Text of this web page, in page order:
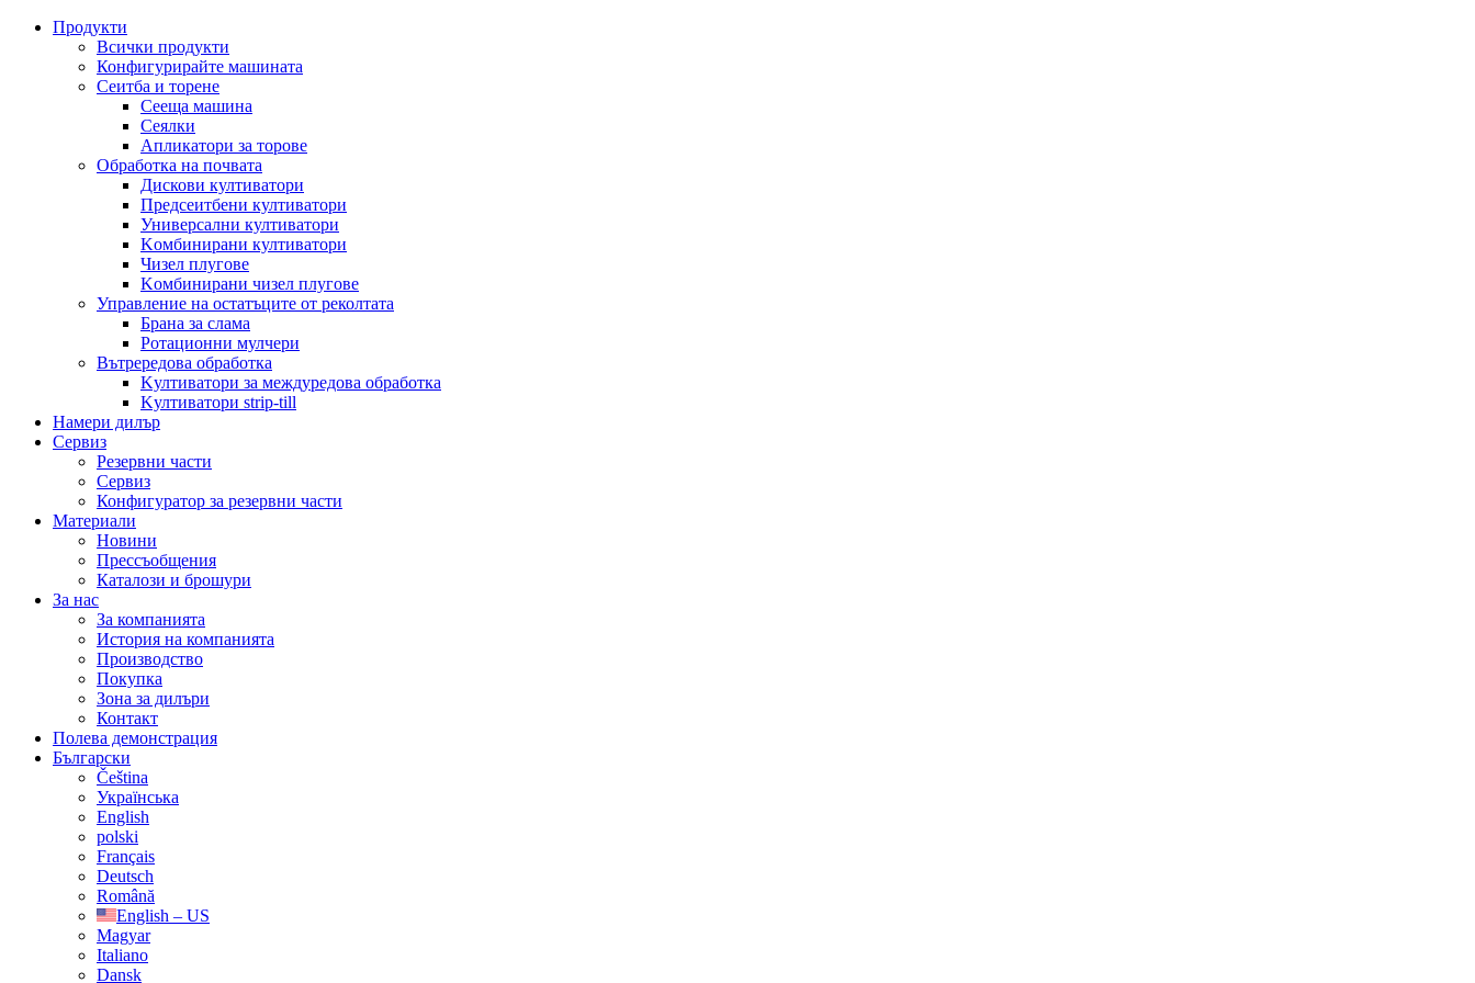
Продукти
Всички продукти
Конфигурирайте машината
Сеитба и торене
Cееща машина
Cеялки
Апликатори за торове
Обработка на почвата
Дискови култиватори
Предсеитбени култиватори
Универсални култиватори
Kомбинирани култиватори
Чизел плугове
Kомбинирани чизел плугове
Управление на остатъците от реколтата
Брана за слама
Pотационни мулчери
Вътрередова обработка
Kултиватори за междуредова обработка
Kултиватори strip-till
Намери дилър
Сервиз
Резервни части
Сервиз
Конфигуратор за резервни части
Материали
Новини
Прессъобщения
Каталози и брошури
За нас
За компанията
История на компанията
Производство
Покупка
Зона за дилъри
Контакт
Полева демонстрация
Български
Čeština
Українська
English
polski
Français
Deutsch
Română
English – US
Magyar
Italiano
Dansk